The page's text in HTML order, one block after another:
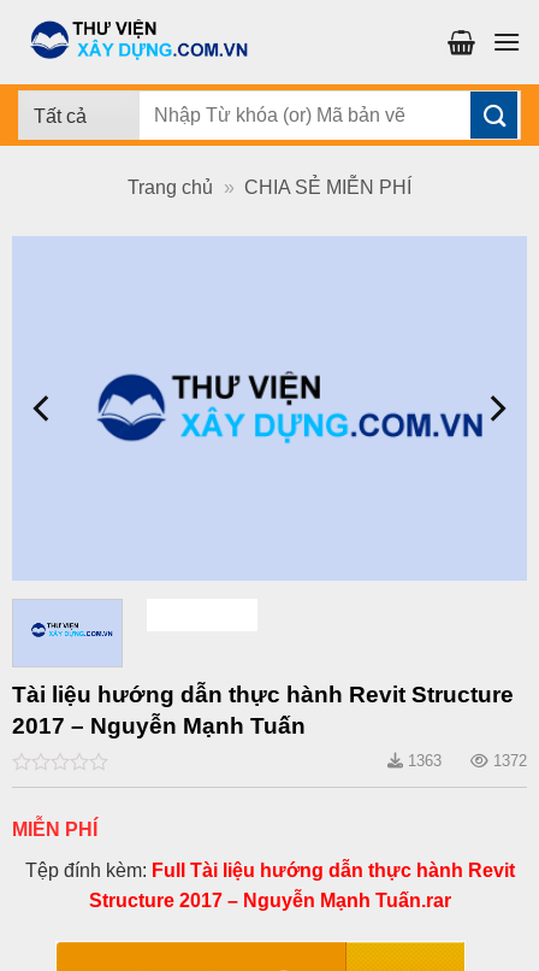
đến
dung
Tìm
Trang chủ » CHIA SẺ MIỄN PHÍ
Tài liệu hướng dẫn thực hành Revit Structure
2017 – Nguyễn Mạnh Tuấn
0
of
1363 1372
MIỄN PHÍ
Tệp đính kèm: Full Tài liệu hướng dẫn thực hành Revit
Structure 2017 – Nguyễn Mạnh Tuấn.rar